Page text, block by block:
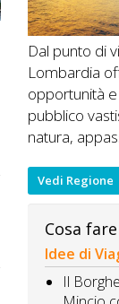
Dal punto di
Lombardia
opportunità
pubblico
natura,
Vedi Regione
Cosa
Idee di
Il